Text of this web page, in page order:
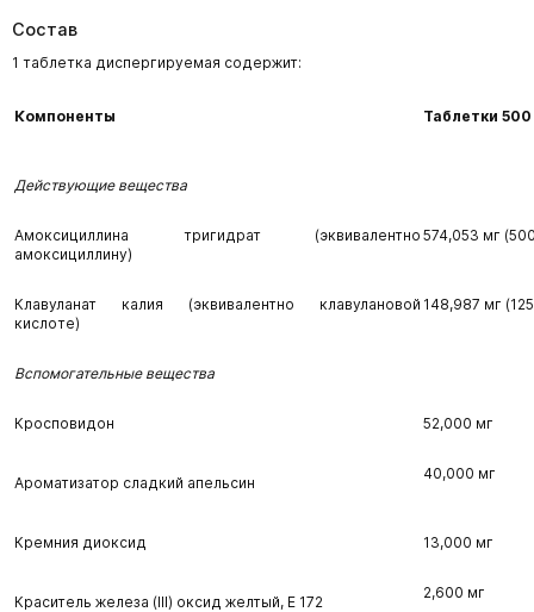
Состав
1 таблетка диспергируемая содержит:
Компоненты Таблетки 500
Действующие вещества
Амоксициллина тригидрат (эквивалентно
амоксициллину)
574,053 мг
Клавуланат калия (эквивалентно клавулановой
кислоте)
148,987 мг
Вспомогательные вещества
Кросповидон 52,000 мг
Ароматизатор сладкий апельсин
40,000 мг
Кремния диоксид 13,000 мг
Краситель железа (III) оксид желтый, Е 172
2,600 мг